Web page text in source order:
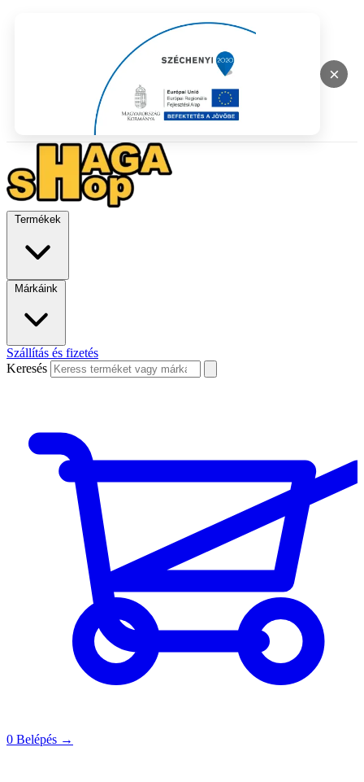
×
Termékek
Márkáink
Szállítás és fizetés
Keresés
0 Belépés →